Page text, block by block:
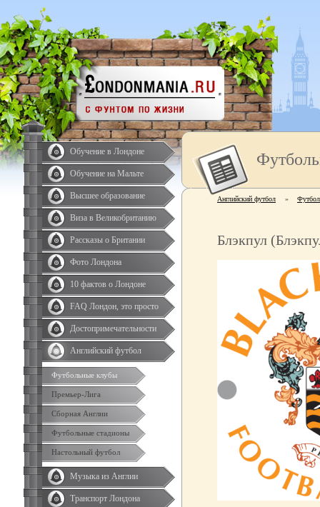
Обучение в Лондоне
Обучение на Мальте
Высшее образование
Виза в Великобританию
Рассказы о Британии
Фото Лондона
10 фактов о Лондоне
FAQ Лондон, это просто
Достопримечательности
Английский футбол
Футбольные клубы
Премьер-Лига
Сборная Англии
Футбольные стадионы
Настольный футбол
Музыка из Англии
Транспорт Лондона
Английский футбол »
Блэкпул